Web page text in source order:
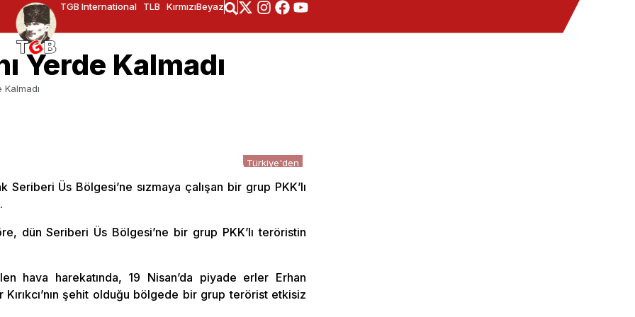
TGB International TLB KırmızıBeyaz
Yerde Kalmadı
Kalmadı
Türkiye'den
Seriberi Üs Bölgesi’ne sızmaya çalışan bir grup PKK’lı
dün Seriberi Üs Bölgesi’ne bir grup PKK’lı teröristin
hava harekatında, 19 Nisan’da piyade erler Erhan
şehit olduğu bölgede bir grup terörist etkisiz